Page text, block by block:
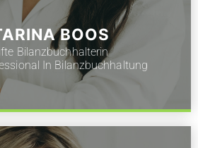
BOOS
Bilanzbuchhalterin
In Bilanzbuchhaltung